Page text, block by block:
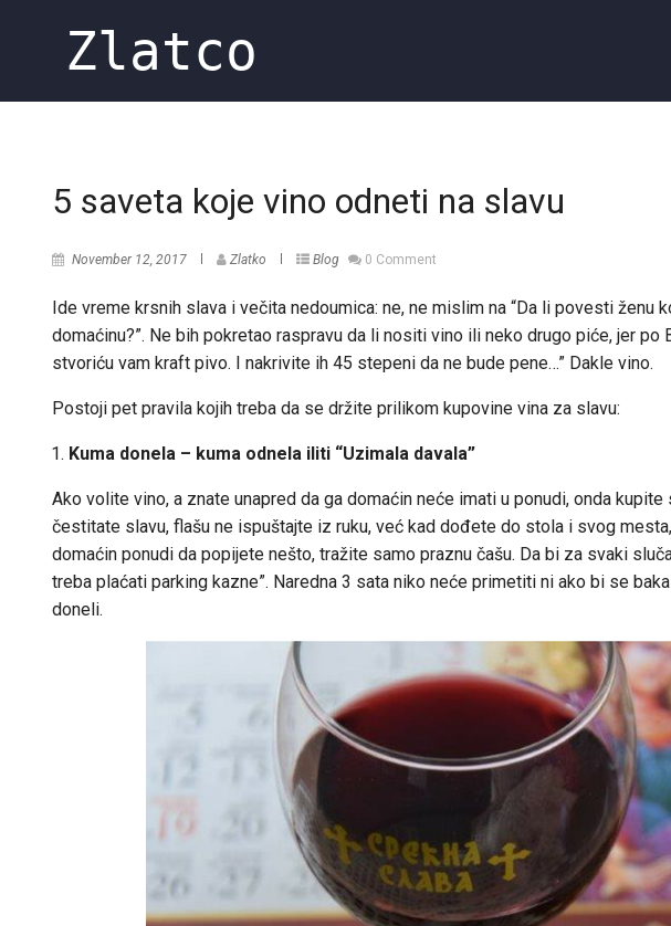
Zlatco
5 saveta koje vino odneti na slavu
November 12, 2017 Zlatko Blog 0 Comment
Ide vreme krsnih slava i večita nedoumica: ne, ne mislim na “Da li povesti ženu
domaćinu?”. Ne bih pokretao raspravu da li nositi vino ili neko drugo piće, jer
stvoriću vam kraft pivo. I nakrivite ih 45 stepeni da ne bude pene…” Dakle vino.
Postoji pet pravila kojih treba da se držite prilikom kupovine vina za slavu:
Kuma donela – kuma odnela iliti “Uzimala davala”
Ako volite vino, a znate unapred da ga domaćin neće imati u ponudi, onda
čestitate slavu, flašu ne ispuštajte iz ruku, već kad dođete do stola i svog
domaćin ponudi da popijete nešto, tražite samo praznu čašu. Da bi za svaki
treba plaćati parking kazne”. Naredna 3 sata niko neće primetiti ni ako bi se
doneli.